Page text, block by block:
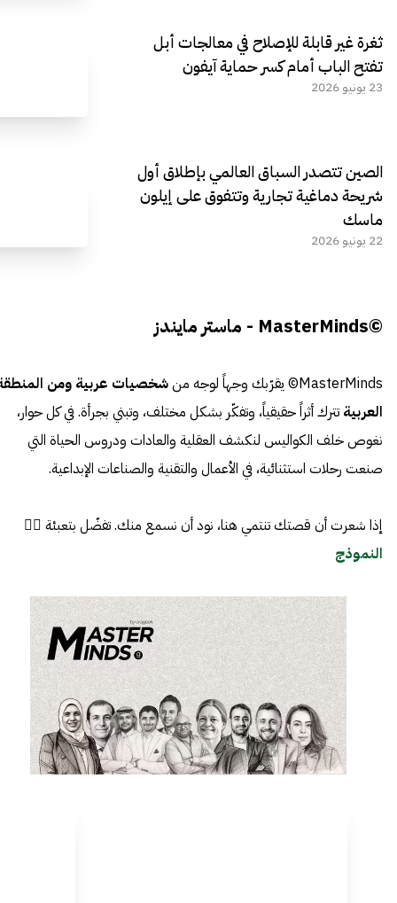
ثغرة غير قابلة للإصلاح في معالجات أبل
تفتح الباب أمام كسر حماية آيفون
23 يونيو 2026
الصين تتصدر السباق العالمي بإطلاق أول
شريحة دماغية تجارية وتتفوق على إيلون
ماسك
22 يونيو 2026
©MasterMinds - ماستر مايندز
MasterMinds© يقرّبك وجهاً لوجه من
شخصيات عربية ومن
العربية تترك أثراً حقيقياً، وتفكّر بشكل مختلف، وتبني بجرأة. في كل حوار،
نغوص خلف الكواليس لنكشف العقلية والعادات ودروس الحياة التي
صنعت رحلات استثنائية، في الأعمال والتقنية والصناعات الإبداعية.
إذا شعرت أن قصتك تنتمي هنا، نود أن نسمع منك. تفضّل بتعبئة 👈🏼
النموذج